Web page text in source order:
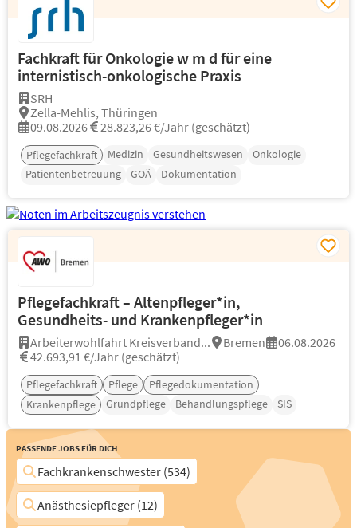
Fachkraft für Onkologie w m d für eine
internistisch-onkologische Praxis
SRH
Zella-Mehlis, Thüringen
09.08.2026
28.823,26 €/Jahr (geschätzt)
Pflegefachkraft Medizin Gesundheitswesen
Onkologie
Patientenbetreuung
GOÄ Dokumentation
Pflegefachkraft – Altenpfleger*in,
Gesundheits- und Krankenpfleger*in
Arbeiterwohlfahrt Kreisverband... Bremen
06.08.2026
42.693,91 €/Jahr (geschätzt)
Pflegefachkraft Pflege
Pflegedokumentation
Krankenpflege
Grundpflege Behandlungspflege SIS
Passende Jobs für Dich
Fachkrankenschwester (534)
Anästhesiepfleger (12)